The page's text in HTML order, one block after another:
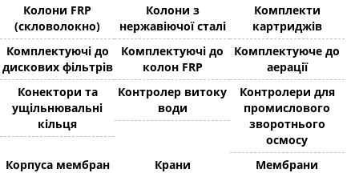
Колони FRP
(скловолокно)
Колони з
нержавіючої сталі
Комплекти
картриджів
Комплектуючі до
дискових фільтрів
Комплектуючі до
колон FRP
Комплектуюче до
аерації
Конектори та
ущільнювальні
кільця
Контролер витоку
води
Контролери для
промислового
зворотнього
осмосу
Корпуса мембран
Крани
Мембрани